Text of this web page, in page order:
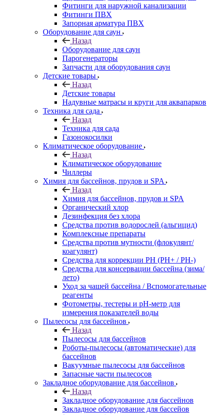
Фитинги для наружной канализации
Фитинги ПВХ
Запорная арматура ПВХ
Оборудование для саун
Назад
Оборудование для саун
Парогенераторы
Запчасти для оборудования саун
Детские товары
Назад
Детские товары
Надувные матрасы и круги для аквапарков
Техника для сада
Назад
Техника для сада
Газонокосилки
Климатическое оборудование
Назад
Климатическое оборудование
Чиллеры
Химия для бассейнов, прудов и SPA
Назад
Химия для бассейнов, прудов и SPA
Органический хлор
Дезинфекция без хлора
Средства против водорослей (альгицид)
Комплексные препараты
Средства против мутности (флокулянт/
коагулянт)
Средства для коррекции PH (PH+ / PH-)
Средства для консервации бассейна (зима/
лето)
Уход за чашей бассейна / Вспомогательные
реагенты
Фотометры, тестеры и рН-метр для
измерения показателей воды
Пылесосы для бассейнов
Назад
Пылесосы для бассейнов
Роботы-пылесосы (автоматические) для
бассейнов
Вакуумные пылесосы для бассейнов
Запасные части пылесосов
Закладное оборудование для бассейнов
Назад
Закладное оборудование для бассейнов
Закладное оборудование для бассейов